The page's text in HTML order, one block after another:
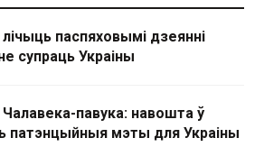
паспяховымі дзеянні
супраць Украіны
павука: навошта ў
патэнцыйныя мэты для Украіны